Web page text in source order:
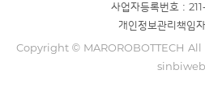
사업자등록번호 :
개인정보관리책임
Copyright © MAROROBOTTECH
sinbiweb